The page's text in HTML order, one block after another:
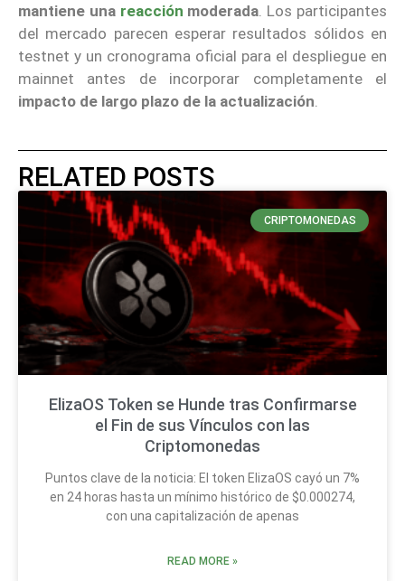
mantiene una reacción moderada. Los participantes
del mercado parecen esperar resultados sólidos en
testnet y un cronograma oficial para el despliegue en
mainnet antes de incorporar completamente el
impacto de largo plazo de la actualización.
RELATED POSTS
CRIPTOMONEDAS
ElizaOS Token se Hunde tras Confirmarse
el Fin de sus Vínculos con las
Criptomonedas
Puntos clave de la noticia: El token ElizaOS cayó un 7%
en 24 horas hasta un mínimo histórico de $0.000274,
con una capitalización de apenas
READ MORE »